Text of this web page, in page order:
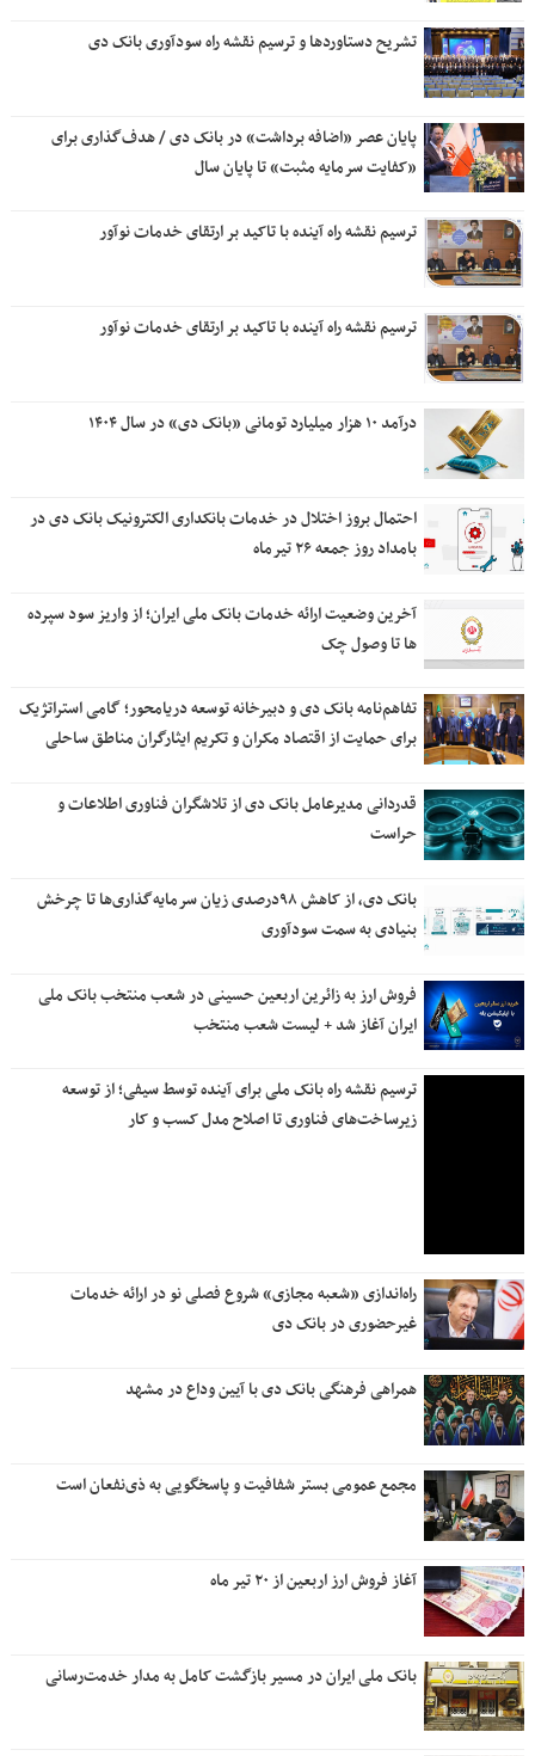
تشریح دستاوردها و ترسیم نقشه راه سودآوری بانک دی
پایان عصر «اضافه برداشت» در بانک دی / هدف‌گذاری برای
«کفایت سرمایه مثبت» تا پایان سال
ترسیم نقشه راه آینده با تاکید بر ارتقای خدمات نوآور
ترسیم نقشه راه آینده با تاکید بر ارتقای خدمات نوآور
درآمد ۱۰ هزار میلیارد تومانی «بانک دی» در سال ۱۴۰۴
احتمال بروز اختلال در خدمات بانکداری الکترونیک بانک دی در
بامداد روز جمعه ۲۶ تیرماه
آخرین وضعیت ارائه خدمات بانک ملی ایران؛ از واریز سود سپرده
ها تا وصول چک
تفاهم‌نامه بانک دی و دبیرخانه توسعه دریامحور؛ گامی استراتژیک
برای حمایت از اقتصاد مکران و تکریم ایثارگران مناطق ساحلی
قدردانی مدیرعامل بانک دی از تلاشگران فناوری اطلاعات و
حراست
بانک دی، از کاهش ۹۸درصدی زیان سرمایه‌گذاری‌ها تا چرخش
بنیادی به سمت سودآوری
فروش ارز به زائرین اربعین حسینی در شعب منتخب بانک ملی
ایران آغاز شد + لیست شعب منتخب
ترسیم نقشه راه بانک ملی برای آینده توسط سیفی؛ از توسعه
زیرساخت‌های فناوری تا اصلاح مدل کسب و کار
راه‌اندازی «شعبه مجازی» شروع فصلی نو در ارائه خدمات
غیرحضوری در بانک دی
همراهی فرهنگی بانک دی با آیین وداع در مشهد
مجمع عمومی بستر شفافیت و پاسخگویی به ذی‌نفعان است
آغاز فروش ارز اربعین از ۲۰ تیر ماه
بانک ملی ایران در مسیر بازگشت کامل به مدار خدمت‌رسانی